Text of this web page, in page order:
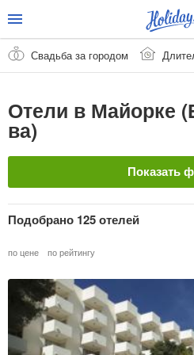
Свадьба за городом
Отели в Майорке
ва)
Показать
Испания
Курорт Очистить
Подобрано 125 отелей
по цене по рейтингу